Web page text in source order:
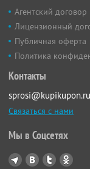
Агентский договор
Лицензионный
Публичная оферта
Политика
Контакты
sprosi@kupikupon.ru
Связаться с нами
Мы в Соцсетях